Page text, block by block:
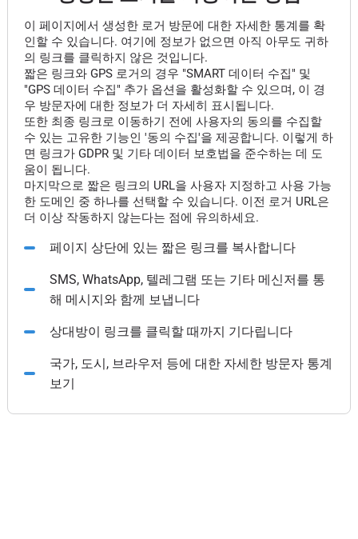
이 페이지에서 생성한 로거 방문에 대한 자세한 통계를 확
인할 수 있습니다. 여기에 정보가 없으면 아직 아무도 귀하
의 링크를 클릭하지 않은 것입니다.
짧은 링크와 GPS 로거의 경우 "SMART 데이터 수집" 및
"GPS 데이터 수집" 추가 옵션을 활성화할 수 있으며, 이 경
우 방문자에 대한 정보가 더 자세히 표시됩니다.
또한 최종 링크로 이동하기 전에 사용자의 동의를 수집할
수 있는 고유한 기능인 '동의 수집'을 제공합니다. 이렇게 하
면 링크가 GDPR 및 기타 데이터 보호법을 준수하는 데 도
움이 됩니다.
마지막으로 짧은 링크의 URL을 사용자 지정하고 사용 가능
한 도메인 중 하나를 선택할 수 있습니다. 이전 로거 URL은
더 이상 작동하지 않는다는 점에 유의하세요.
페이지 상단에 있는 짧은 링크를 복사합니다
SMS, WhatsApp, 텔레그램 또는 기타 메신저를 통
해 메시지와 함께 보냅니다
상대방이 링크를 클릭할 때까지 기다립니다
국가, 도시, 브라우저 등에 대한 자세한 방문자 통계
보기